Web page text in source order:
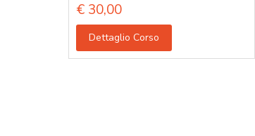
€ 30,00
Dettaglio Corso